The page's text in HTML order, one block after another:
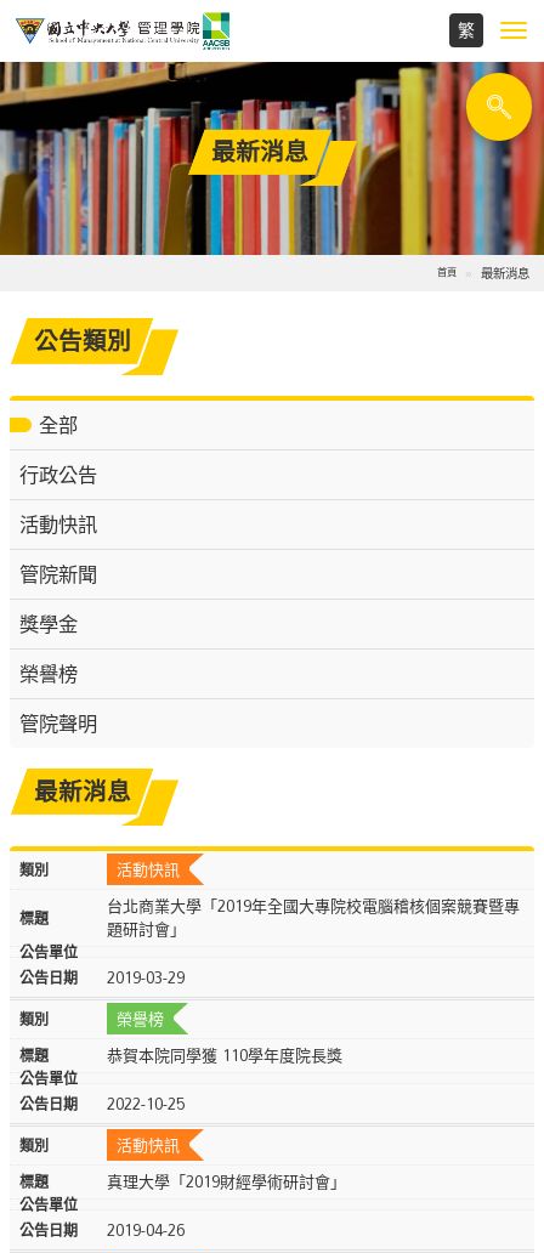
最新消息
首頁 最新消息
公告類別
全部
行政公告
活動快訊
管院新聞
獎學金
榮譽榜
管院聲明
最新消息
活動快訊
台北商業大學「2019年全國大專院校電腦稽核個案競賽暨專
題研討會」
2019-03-29
榮譽榜
恭賀本院同學獲 110學年度院長獎
2022-10-25
活動快訊
真理大學「2019財經學術研討會」
2019-04-26